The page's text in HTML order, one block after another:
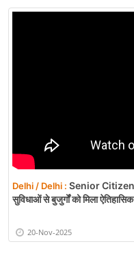
Delhi / Delhi : Senior Citizen
सुविधाओं से बुजुर्गों को मिला
20-Nov-2025